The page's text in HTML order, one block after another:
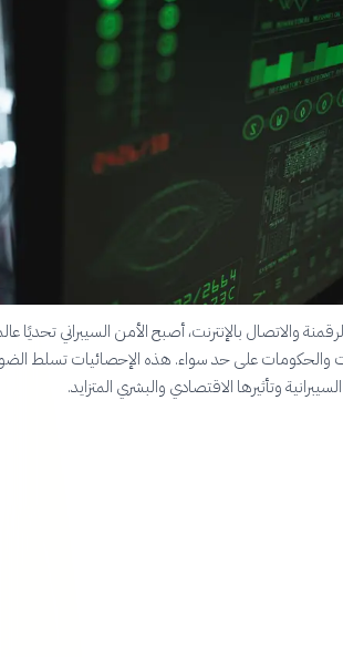
بالإنترنت، أصبح الأمن السيبراني تحديًا عالميًا
على حد سواء. هذه الإحصائيات تسلط الضوء
وتأثيرها الاقتصادي والبشري المتزايد.